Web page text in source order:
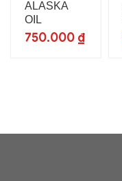
ALASKA
OIL
750.000 ₫